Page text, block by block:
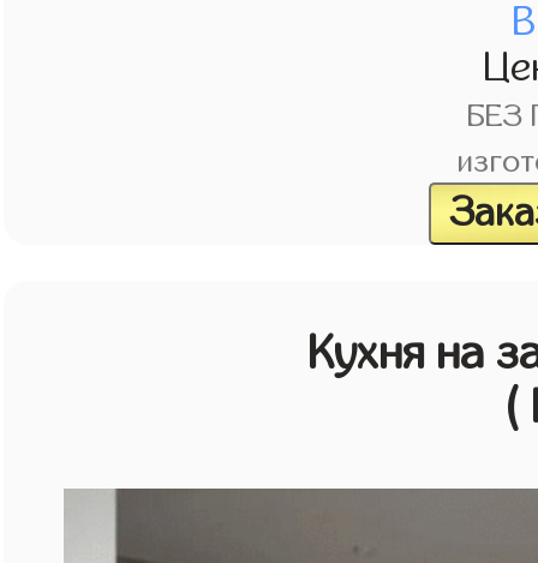
БЕЗ
Кухня на
(